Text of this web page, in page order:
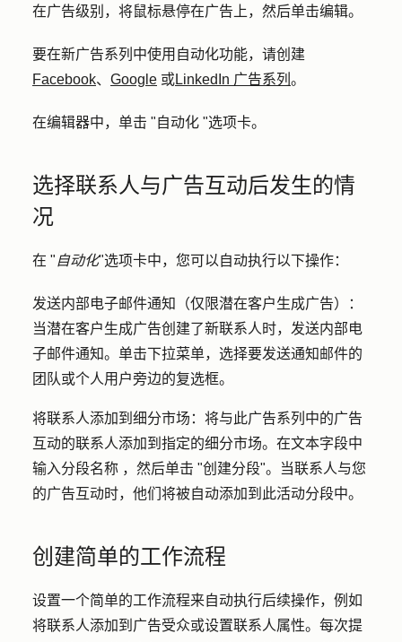
在广告级别，将鼠标悬停在广告上，然后单击编辑。
要在新广告系列中使用自动化功能，请创建
Facebook、 Google 或LinkedIn 广告系列 。
在编辑器中，单击 "自动化 "选项卡。
选择联系人与广告互动后发生的情
况
在 " 自动化"选项卡中，您可以自动执行以下操作：
发送内部电子邮件通知（仅限潜在客户生成广告）：
当潜在客户生成广告创建了新联系人时，发送内部电
子邮件通知。单击下拉菜单，选择要发送通知邮件的
团队或个人用户旁边的复选框。
将联系人添加到细分市场： 将与此广告系列中的广告
互动的联系人添加到指定的细分市场。在文本字段中
输入分段名称 ，然后单击 "创建分段"。当联系人与您
的广告互动时，他们将被自动添加到此活动分段中。
创建简单的工作流程
设置一个简单的工作流程来自动执行后续操作，例如
将联系人添加到广告受众或设置联系人属性。每次提